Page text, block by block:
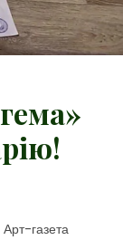
Арт-газета